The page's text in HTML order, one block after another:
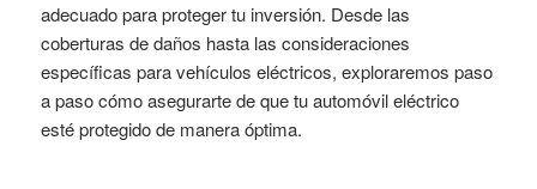
adecuado para proteger tu inversión. Desde las
coberturas de daños hasta las consideraciones
específicas para vehículos eléctricos, exploraremos paso
a paso cómo asegurarte de que tu automóvil eléctrico
esté protegido de manera óptima.